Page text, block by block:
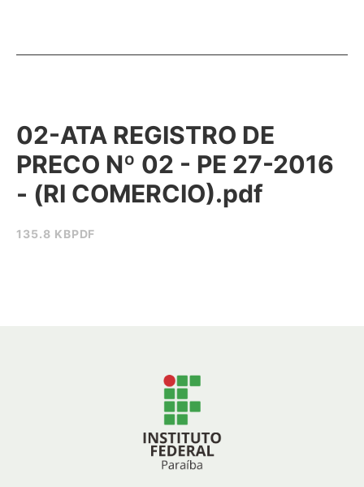
135.8 KBPDF
02-ATA REGISTRO DE
PRECO Nº 02 - PE 27-2016
- (RI COMERCIO).pdf